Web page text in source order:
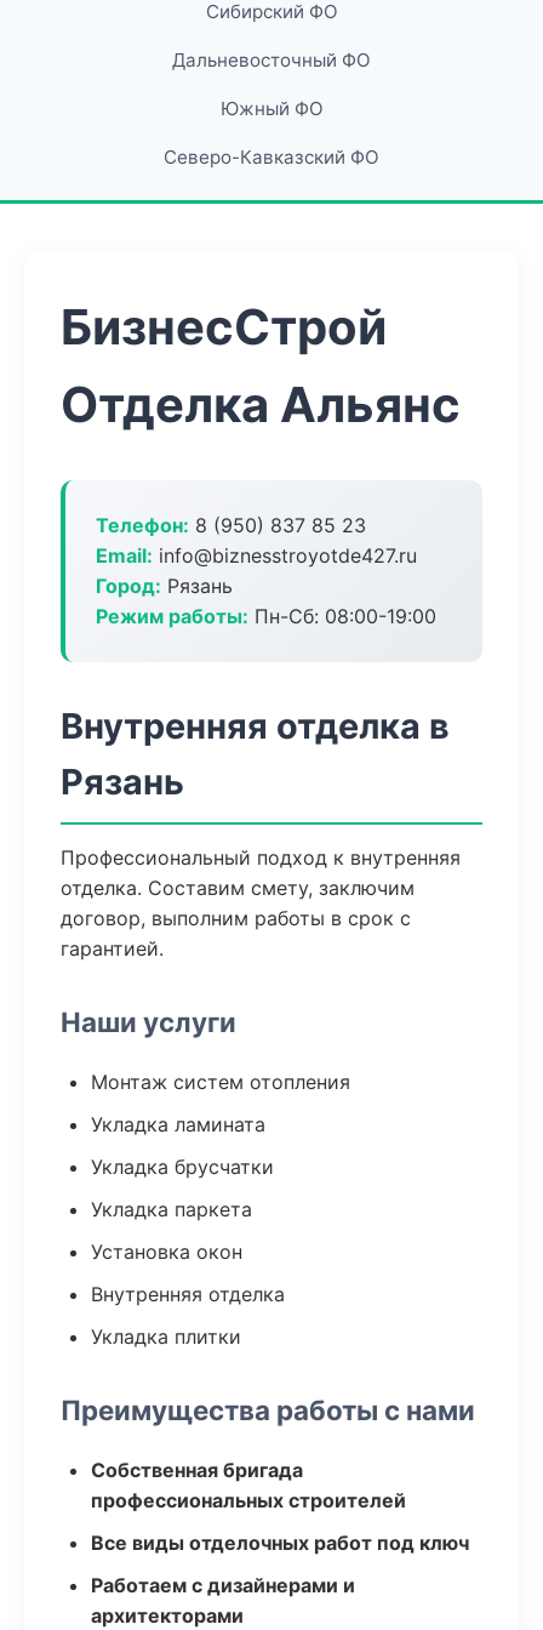
Сибирский ФО
Дальневосточный ФО
Южный ФО
Северо-Кавказский ФО
БизнесСтрой
Отделка Альянс
Телефон: 8 (950) 837 85 23
Email: info@biznesstroyotde427.ru
Город: Рязань
Режим работы: Пн-Сб: 08:00-19:00
Внутренняя отделка в
Рязань
Профессиональный подход к внутренняя
отделка. Составим смету, заключим
договор, выполним работы в срок с
гарантией.
Наши услуги
Монтаж систем отопления
Укладка ламината
Укладка брусчатки
Укладка паркета
Установка окон
Внутренняя отделка
Укладка плитки
Преимущества работы с нами
Собственная бригада
профессиональных строителей
Все виды отделочных работ под ключ
Работаем с дизайнерами и
архитекторами